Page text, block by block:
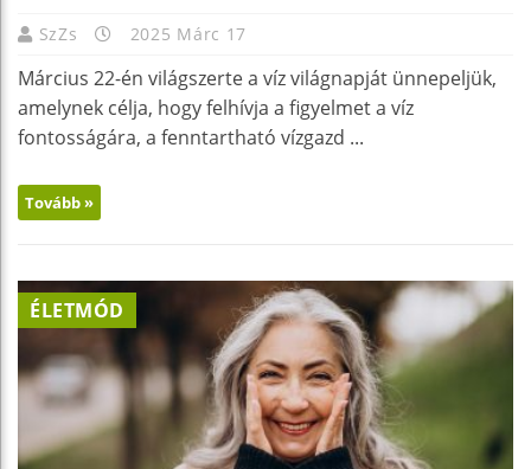
SzZs 2025 Márc 17
Március 22-én világszerte a víz világnapját ünnepeljük,
amelynek célja, hogy felhívja a figyelmet a víz
fontosságára, a fenntartható vízgazd ...
Tovább »
ÉLETMÓD